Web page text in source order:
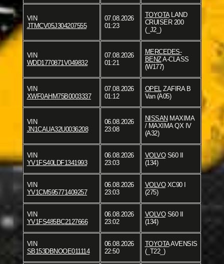
VIN
JTMCV05J304207555
07.08.2026
01:23
TOYOTALAND
CRUISER 200
(_J2_)
VIN
WDD1770871V049832
07.08.2026
01:21
MERCEDES-
BENZA-CLASS
(W177)
VIN
XWF0AHM75B0003337
07.08.2026
01:12
OPELZAFIRA B
Van (A05)
VIN
JN1CAUA32U0036208
06.08.2026
23:08
NISSAN MAXIMA
/ MAXIMA QX IV
(A32)
VIN
YV1FS40LDF1341993
06.08.2026
23:03
VOLVOS60 II
(134)
VIN
YV1CM595771409257
06.08.2026
23:03
VOLVOXC90 I
(275)
VIN
YV1FS485BC2127666
06.08.2026
23:02
VOLVOS60 II
(134)
VIN
SB153DBNOOE011114
06.08.2026
22:50
TOYOTAAVENSIS
(_T22_)